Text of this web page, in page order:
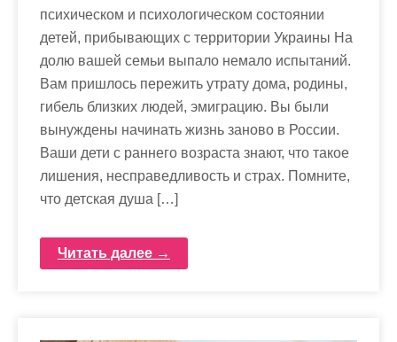
психическом и психологическом состоянии
детей, прибывающих с территории Украины На
долю вашей семьи выпало немало испытаний.
Вам пришлось пережить утрату дома, родины,
гибель близких людей, эмиграцию. Вы были
вынуждены начинать жизнь заново в России.
Ваши дети с раннего возраста знают, что такое
лишения, несправедливость и страх. Помните,
что детская душа […]
Читать далее →